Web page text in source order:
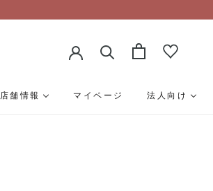
店舗情報 マイページ 法人向け